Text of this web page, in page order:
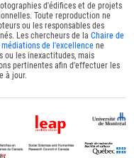
d'édifices et de projets
Toute reproduction ne
ou les responsables des
Les chercheurs de laChaire de
de l'excellence ne
ou les inexactitudes, mais
pertinentes afin d'effectuer les
à jour.